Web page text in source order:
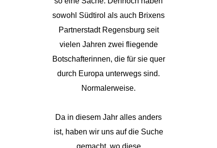
sowohl Südtirol als auch Brixens
Partnerstadt Regensburg seit
vielen Jahren zwei fliegende
Botschafterinnen, die für sie quer
durch Europa unterwegs sind.
Normalerweise.
Da in diesem Jahr alles anders
ist, haben wir uns auf die Suche
gemacht, wo diese